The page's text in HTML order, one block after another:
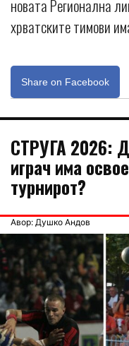
новата Регионална
хрватските тимови
Share on Facebook
СТРУГА 2026:
играч има
турнирот?
Авор: Душко Андов